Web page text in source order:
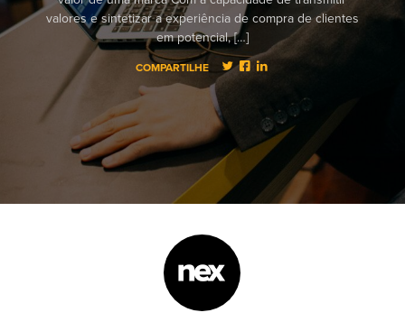
valores e sintetizar a experiência de compra de clientes
em potencial, […]
COMPARTILHE